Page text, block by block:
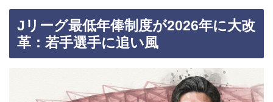
Jリーグ最低年俸制度が2026年に大改
革：若手選手に追い風